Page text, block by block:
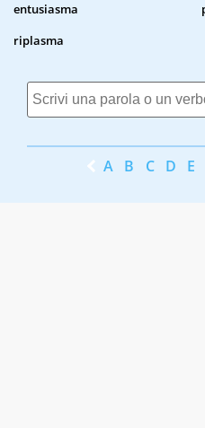
entusiasma
riplasma
A B C D E